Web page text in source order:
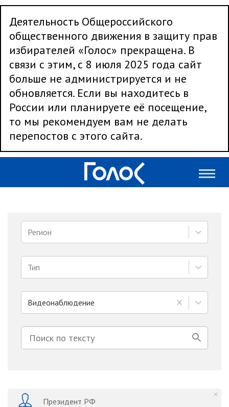
Деятельность Общероссийского
общественного движения в защиту прав
избирателей «Голос» прекращена. В
связи с этим, с 8 июля 2025 года сайт
больше не администрируется и не
обновляется. Если вы находитесь в
России или планируете её посещение,
то мы рекомендуем вам не делать
перепостов с этого сайта.
Регион
Тип
Видеонаблюдение
Президент РФ